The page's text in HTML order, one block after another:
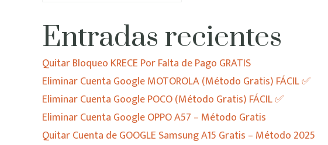
Método
Entradas recientes
Quitar Bloqueo KRECE Por Falta de Pago GRATIS
Eliminar Cuenta Google MOTOROLA (Método Gratis) FÁCIL ✅
Eliminar Cuenta Google POCO (Método Gratis) FÁCIL ✅
Eliminar Cuenta Google OPPO A57 – Método Gratis
Quitar Cuenta de GOOGLE Samsung A15 Gratis – Método 2025